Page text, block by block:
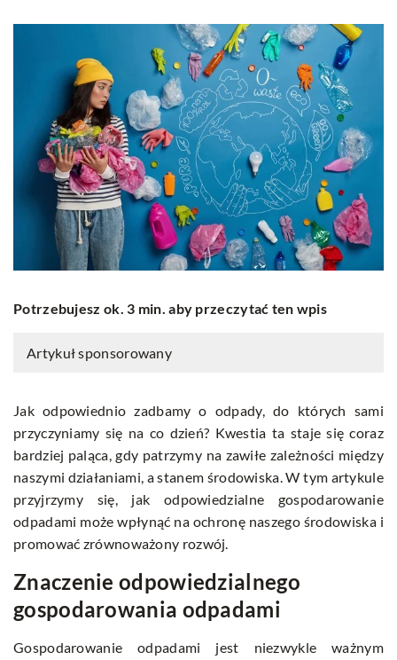
Potrzebujesz ok. 3 min. aby przeczytać ten wpis
Artykuł sponsorowany
Jak odpowiednio zadbamy o odpady, do których sami
przyczyniamy się na co dzień? Kwestia ta staje się coraz
bardziej paląca, gdy patrzymy na zawiłe zależności między
naszymi działaniami, a stanem środowiska. W tym artykule
przyjrzymy się, jak odpowiedzialne gospodarowanie
odpadami może wpłynąć na ochronę naszego środowiska i
promować zrównoważony rozwój.
Znaczenie odpowiedzialnego
gospodarowania odpadami
Gospodarowanie odpadami jest niezwykle ważnym